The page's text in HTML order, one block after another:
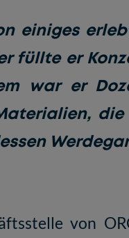
einiges
füllte er
war er
von